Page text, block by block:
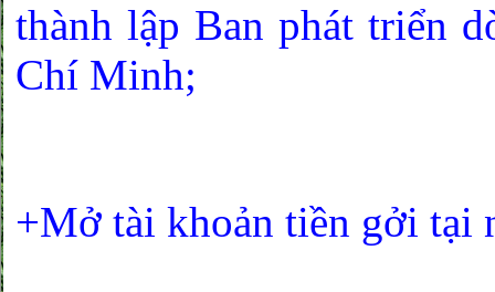
thành lập Ban phát triển
Chí Minh;
+Mở tài khoản tiền gởi tại